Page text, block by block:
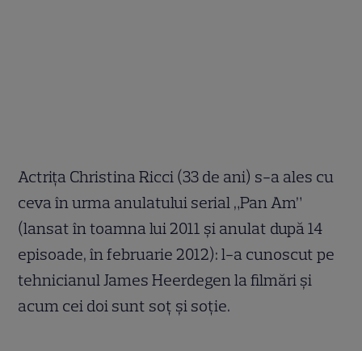
Actriţa Christina Ricci (33 de ani) s-a ales cu
ceva în urma anulatului serial „Pan Am”
(lansat în toamna lui 2011 şi anulat după 14
episoade, în februarie 2012): l-a cunoscut pe
tehnicianul James Heerdegen la filmări şi
acum cei doi sunt soţ şi soţie.